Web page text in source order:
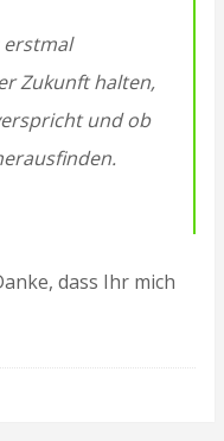
erstmal
Zukunft halten,
und ob
dass Ihr mich